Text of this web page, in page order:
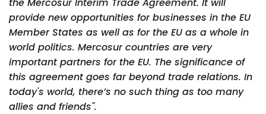
provide new opportunities for businesses in the EU
Member States as well as for the EU as a whole in
world politics. Mercosur countries are very
important partners for the EU. The significance of
this agreement goes far beyond trade relations. In
today's world, there’s no such thing as too many
allies and friends".